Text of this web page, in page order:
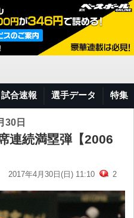
試合速報 選手データ 特集
30日
連続満塁弾【2006
2017年4月30日(日) 11:10 2